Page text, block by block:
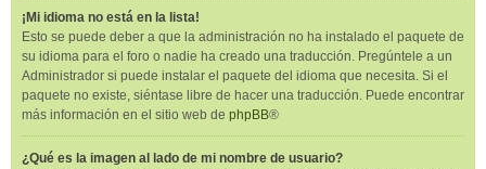
¡Mi idioma no está en la lista!
Esto se puede deber a que la administración no ha instalado el paquete de
su idioma para el foro o nadie ha creado una traducción. Pregúntele a un
Administrador si puede instalar el paquete del idioma que necesita. Si el
paquete no existe, siéntase libre de hacer una traducción. Puede encontrar
más información en el sitio web de phpBB®
¿Qué es la imagen al lado de mi nombre de usuario?